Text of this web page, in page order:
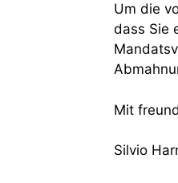
Um die
dass Sie
Mit
Silvio